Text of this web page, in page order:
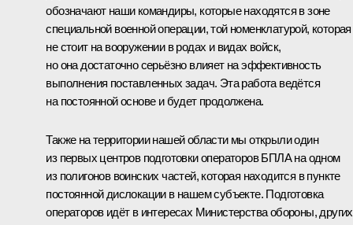
обозначают наши командиры, которые находятся в зоне
специальной военной операции, той номенклатурой, которая
не стоит на вооружении в родах и видах войск,
но она достаточно серьёзно влияет на эффективность
выполнения поставленных задач. Эта работа ведётся
на постоянной основе и будет продолжена.
Также на территории нашей области мы открыли один
из первых центров подготовки операторов БПЛА на одном
из полигонов воинских частей, которая находится в пункте
постоянной дислокации в нашем субъекте. Подготовка
операторов идёт в интересах Министерства обороны, других